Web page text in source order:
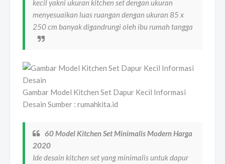
kecil yakni ukuran kitchen set dengan ukuran
menyesuaikan luas ruangan dengan ukuran 85 x
250 cm banyak digandrungi oleh ibu rumah tangga
Gambar Model Kitchen Set Dapur Kecil Informasi
Desain Sumber : rumahkita.id
60 Model Kitchen Set Minimalis Modern Harga
2020
Ide desain kitchen set yang minimalis untuk dapur